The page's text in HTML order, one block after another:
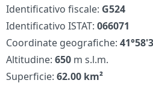
Identificativo fiscale: G524
Identificativo ISTAT:066071
Coordinate geografiche:
Altitudine:650 m s.l.m.
Superficie:62.00 km²